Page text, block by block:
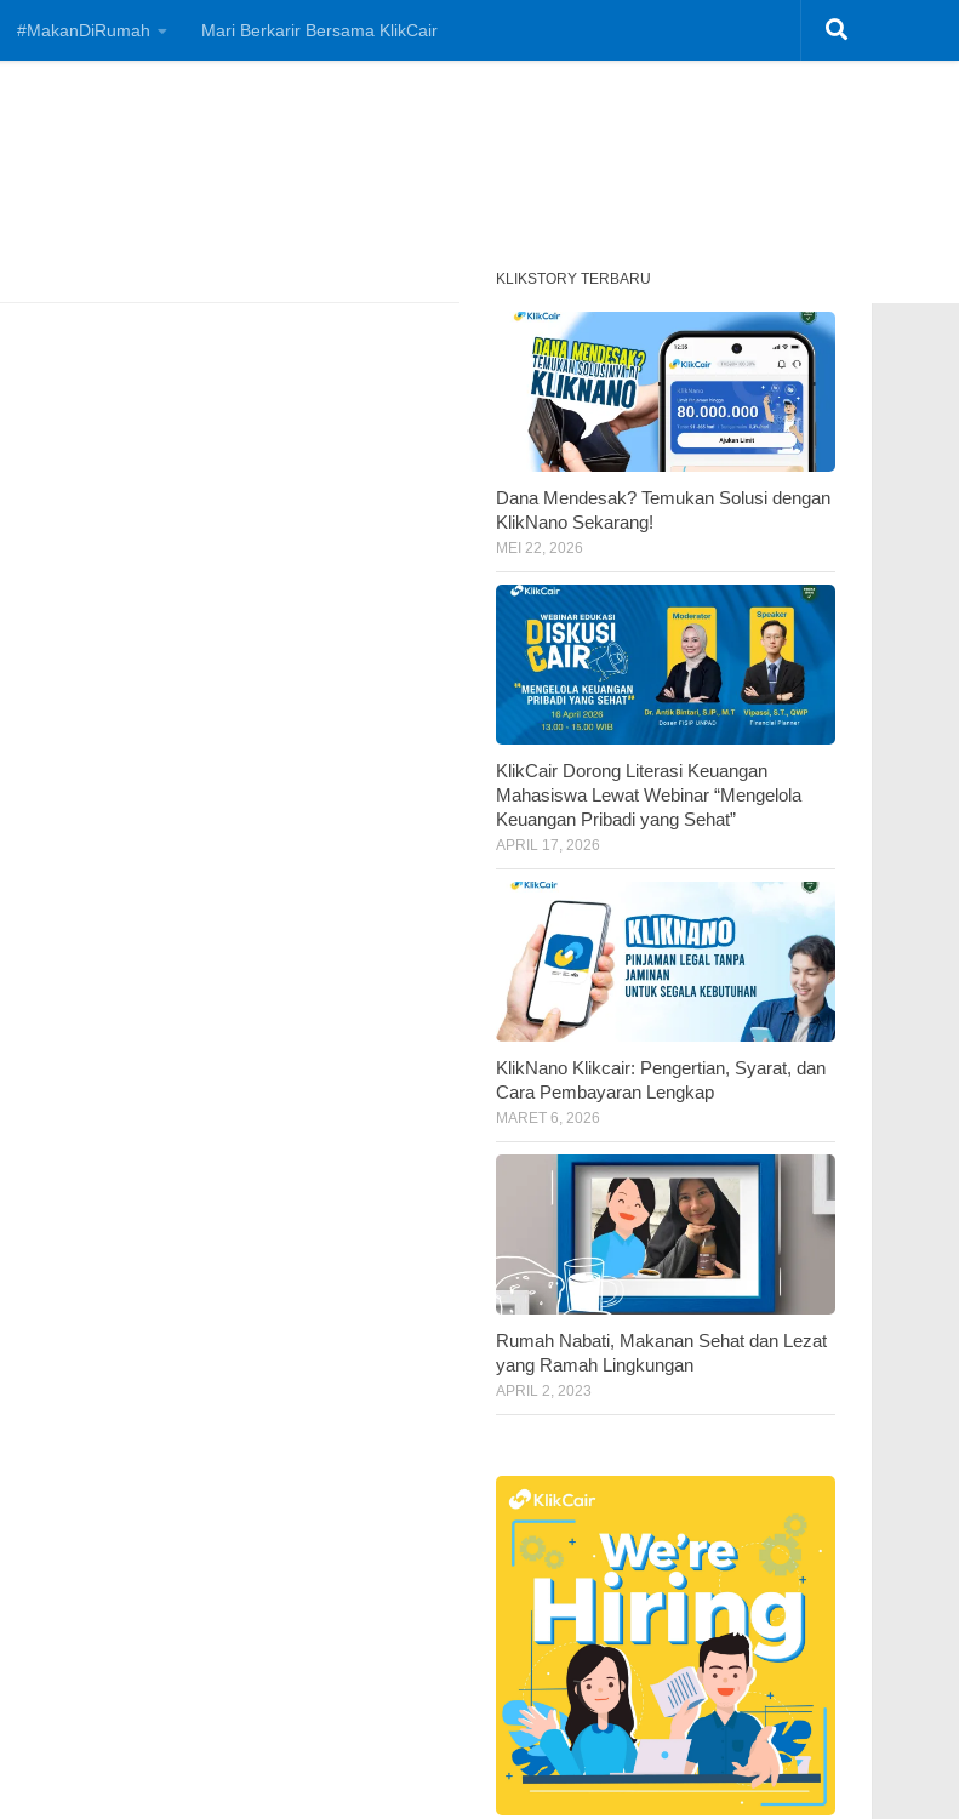
#MakanDiRumah Mari Berkarir Bersama KlikCair
KLIKSTORY TERBARU
Dana Mendesak? Temukan Solusi dengan
KlikNano Sekarang!
MEI 22, 2026
KlikCair Dorong Literasi Keuangan
Mahasiswa Lewat Webinar “Mengelola
Keuangan Pribadi yang Sehat”
APRIL 17, 2026
KlikNano Klikcair: Pengertian, Syarat, dan
Cara Pembayaran Lengkap
MARET 6, 2026
Rumah Nabati, Makanan Sehat dan Lezat
yang Ramah Lingkungan
APRIL 2, 2023